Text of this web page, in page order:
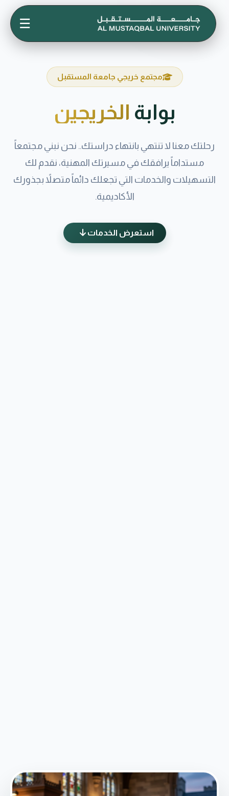
☰
مجتمع خريجي جامعة المستقبل
بوابة الخريجين
رحلتك معنا لا تنتهي بانتهاء دراستك.. نحن نبني مجتمعاً
مستداماً يرافقك في مسيرتك المهنية، نقدم لك
التسهيلات والخدمات التي تجعلك دائماً متصلاً بجذورك
الأكاديمية.
استعرض الخدمات